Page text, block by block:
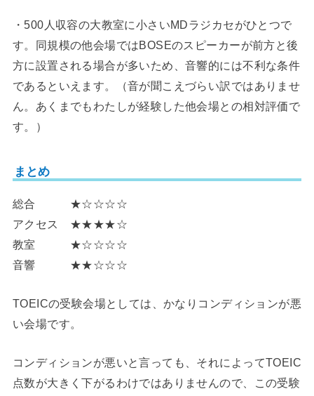
・500人収容の大教室に小さいMDラジカセがひとつで
す。同規模の他会場ではBOSEのスピーカーが前方と後
方に設置される場合が多いため、音響的には不利な条件
であるといえます。（音が聞こえづらい訳ではありませ
ん。あくまでもわたしが経験した他会場との相対評価で
す。）
まとめ
総合 ★☆☆☆☆
アクセス ★★★★☆
教室 ★☆☆☆☆
音響 ★★☆☆☆
TOEICの受験会場としては、かなりコンディションが悪
い会場です。
コンディションが悪いと言っても、それによってTOEIC
点数が大きく下がるわけではありませんので、この受験